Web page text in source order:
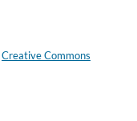
Creative Commons